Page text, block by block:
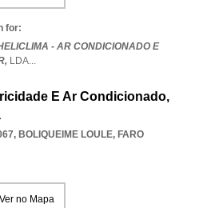
for:
- AR CONDICIONADO E
LDA...
E Ar Condicionado,
, BOLIQUEIME LOULE, FARO
Ver no Mapa